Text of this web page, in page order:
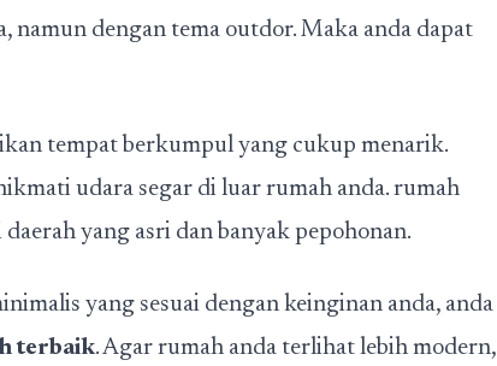
namun dengan tema outdor. Maka anda dapat
tempat berkumpul yang cukup menarik.
udara segar di luar rumah anda. rumah
yang asri dan banyak pepohonan.
yang sesuai dengan keinginan anda, anda
terbaik. Agar rumah anda terlihat lebih modern,